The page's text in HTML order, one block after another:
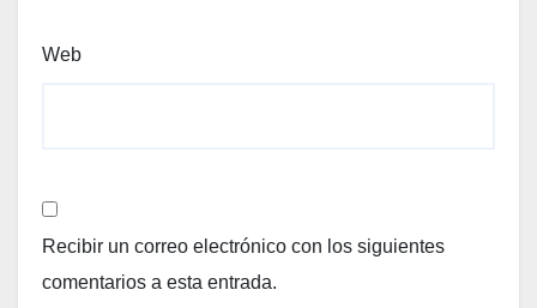
Web
Recibir un correo electrónico con los siguientes
comentarios a esta entrada.